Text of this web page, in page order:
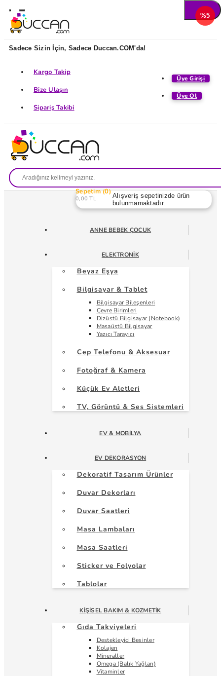
Sadece Sizin İçin, Sadece Duccan.COM'da!
Üye Girişi
Üye Ol
Kargo Takip
Bize Ulaşın
Sipariş Takibi
Sepetim 0
0,00 TL
Alışveriş sepetinizde ürün
bulunmamaktadır.
ANNE BEBEK ÇOCUK
ELEKTRONIK
Beyaz Eşya
Bilgisayar & Tablet
Bilgisayar Bileşenleri
Çevre Birimleri
Dizüstü Bilgisayar (Notebook)
Masaüstü Bilgisayar
Yazıcı Tarayıcı
Cep Telefonu & Aksesuar
Fotoğraf & Kamera
Küçük Ev Aletleri
TV, Görüntü & Ses Sistemleri
EV & MOBILYA
EV DEKORASYON
Dekoratif Tasarım Ürünler
Duvar Dekorları
Duvar Saatleri
Masa Lambaları
Masa Saatleri
Sticker ve Folyolar
Tablolar
KIŞISEL BAKIM & KOZMETIK
Gıda Takviyeleri
Destekleyici Besinler
Kolajen
Mineraller
Omega (Balık Yağları)
Vitaminler
%5